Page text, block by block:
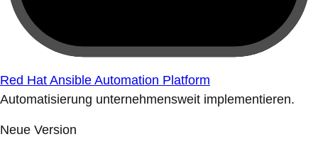
Red Hat Ansible Automation Platform
Automatisierung unternehmensweit implementieren.
Neue Version